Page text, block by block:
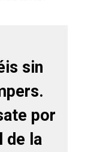
sin
por
de la